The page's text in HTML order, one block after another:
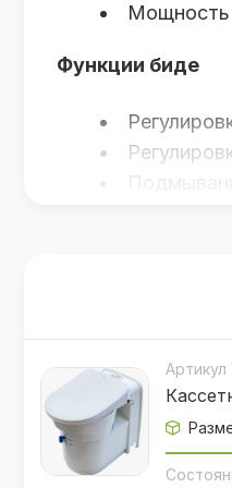
Мощность
Функции биде
(5 позиций).
Сушка.
Ночная
кнопкой на